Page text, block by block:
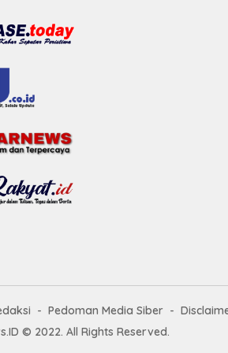
Pedoman Media Siber
© 2022. All Rights Reserved.